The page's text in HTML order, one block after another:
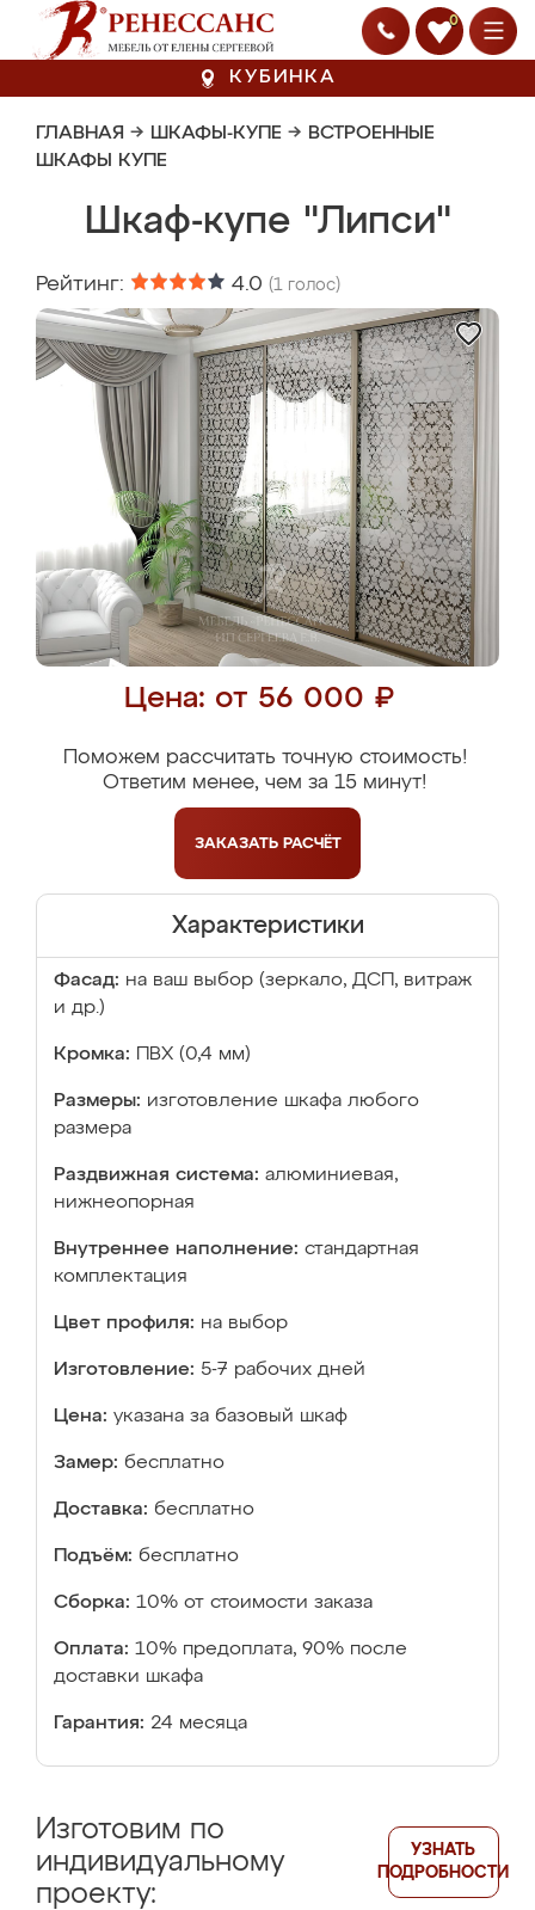
0
КУБИНКА
ГЛАВНАЯ → ШКАФЫ-КУПЕ → ВСТРОЕННЫЕ
ШКАФЫ КУПЕ
Шкаф-купе "Липси"
Рейтинг: 4.0 (1 голос)
Цена: от 56 000 ₽
Поможем рассчитать точную стоимость!
Ответим менее, чем за 15 минут!
ЗАКАЗАТЬ РАСЧЁТ
Характеристики
Фасад: на ваш выбор (зеркало, ДСП, витраж
и др.)
Кромка: ПВХ (0,4 мм)
Размеры: изготовление шкафа любого
размера
Раздвижная система: алюминиевая,
нижнеопорная
Внутреннее наполнение: стандартная
комплектация
Цвет профиля: на выбор
Изготовление: 5-7 рабочих дней
Цена: указана за базовый шкаф
Замер: бесплатно
Доставка: бесплатно
Подъём: бесплатно
Сборка: 10% от стоимости заказа
Оплата: 10% предоплата, 90% после
доставки шкафа
Гарантия: 24 месяца
Изготовим по
индивидуальному
проекту:
УЗНАТЬ
ПОДРОБНОСТИ